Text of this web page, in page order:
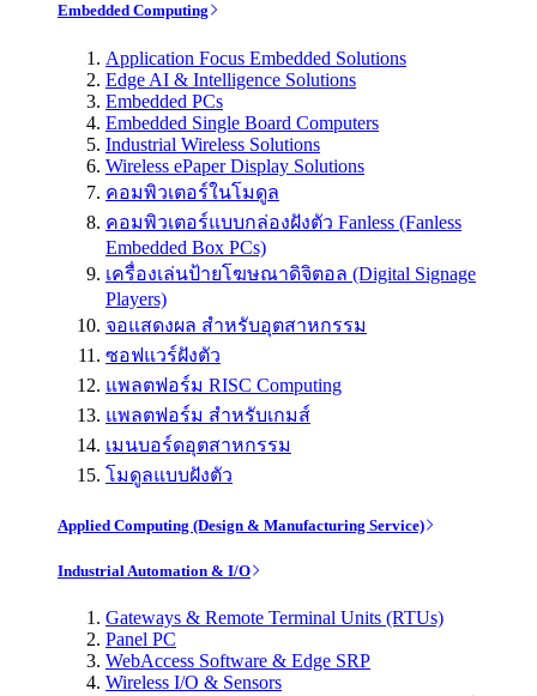
Embedded Computing
Application Focus Embedded Solutions
Edge AI & Intelligence Solutions
Embedded PCs
Embedded Single Board Computers
Industrial Wireless Solutions
Wireless ePaper Display Solutions
คอมพิวเตอร์ในโมดูล
คอมพิวเตอร์แบบกล่องฝังตัว Fanless (Fanless
Embedded Box PCs)
เครื่องเล่นป้ายโฆษณาดิจิตอล (Digital Signage
Players)
จอแสดงผล สำหรับอุตสาหกรรม
ซอฟแวร์ฝังตัว
แพลตฟอร์ม RISC Computing
แพลตฟอร์ม สำหรับเกมส์
เมนบอร์ดอุตสาหกรรม
โมดูลแบบฝังตัว
Applied Computing (Design & Manufacturing Service)
Industrial Automation & I/O
Gateways & Remote Terminal Units (RTUs)
Panel PC
WebAccess Software & Edge SRP
Wireless I/O & Sensors